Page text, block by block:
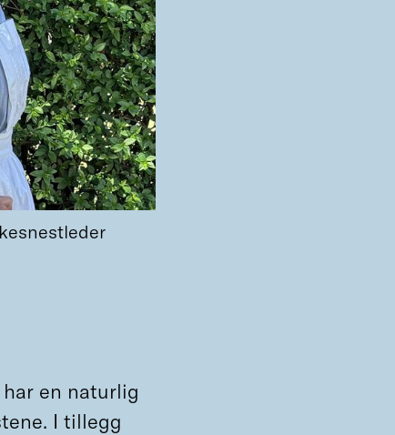
en naturlig
I tillegg